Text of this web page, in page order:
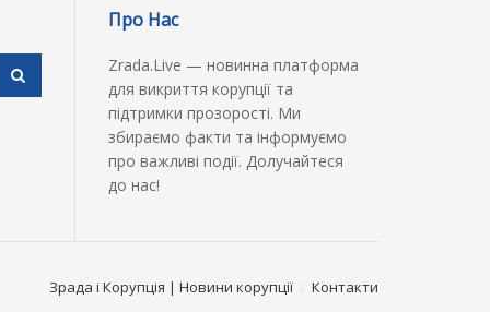
Про Нас
Zrada.Live — новинна платформа
для викриття корупції та
підтримки прозорості. Ми
збираємо факти та інформуємо
про важливі події. Долучайтеся
до нас!
Зрада і Корупція | Новини корупції Контакти